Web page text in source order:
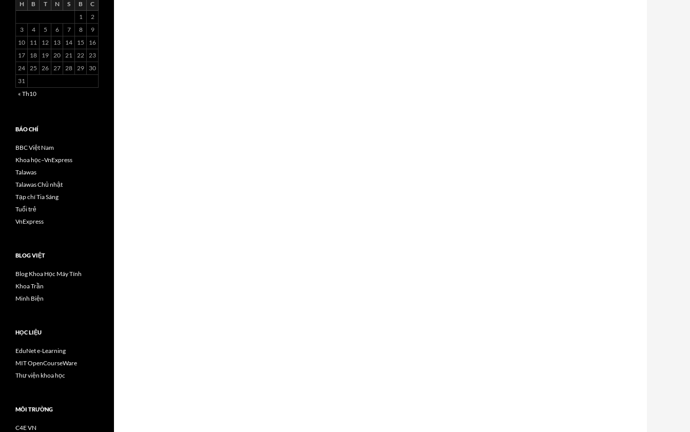
H B T N S B
C
1
2
3
4 5 6 7 8
9
10
11 12 13 14 15
16
17
18 19 20 21 22 23
24 25 26 27 28 29
30
31
« Th10
BÁO CHÍ
BBC Việt Nam
Khoa học–VnExpress
Talawas
Talawas Chủ nhật
Tạp chí Tia Sáng
Tuổi trẻ
VnExpress
BLOG VIỆT
Blog Khoa Học Máy Tính
Khoa Trần
Minh Biện
HỌC LIỆU
EduNet e-Learning
MIT OpenCourseWare
Thư viện khoa học
MÔI TRƯỜNG
C4E VN